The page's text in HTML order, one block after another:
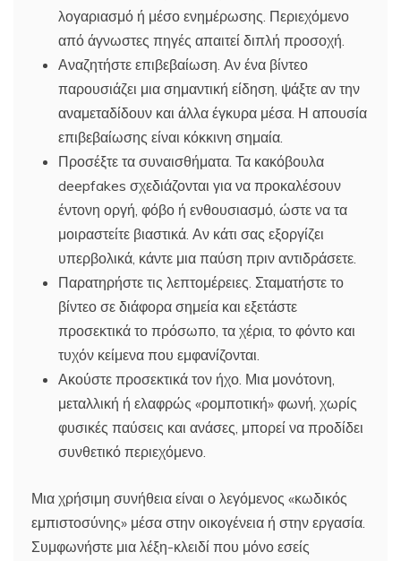
λογαριασμό ή μέσο ενημέρωσης. Περιεχόμενο
από άγνωστες πηγές απαιτεί διπλή προσοχή.
Αναζητήστε επιβεβαίωση. Αν ένα βίντεο
παρουσιάζει μια σημαντική είδηση, ψάξτε αν την
αναμεταδίδουν και άλλα έγκυρα μέσα. Η απουσία
επιβεβαίωσης είναι κόκκινη σημαία.
Προσέξτε τα συναισθήματα. Τα κακόβουλα
deepfakes σχεδιάζονται για να προκαλέσουν
έντονη οργή, φόβο ή ενθουσιασμό, ώστε να τα
μοιραστείτε βιαστικά. Αν κάτι σας εξοργίζει
υπερβολικά, κάντε μια παύση πριν αντιδράσετε.
Παρατηρήστε τις λεπτομέρειες. Σταματήστε το
βίντεο σε διάφορα σημεία και εξετάστε
προσεκτικά το πρόσωπο, τα χέρια, το φόντο και
τυχόν κείμενα που εμφανίζονται.
Ακούστε προσεκτικά τον ήχο. Μια μονότονη,
μεταλλική ή ελαφρώς «ρομποτική» φωνή, χωρίς
φυσικές παύσεις και ανάσες, μπορεί να προδίδει
συνθετικό περιεχόμενο.
Μια χρήσιμη συνήθεια είναι ο λεγόμενος «κωδικός
εμπιστοσύνης» μέσα στην οικογένεια ή στην εργασία.
Συμφωνήστε μια λέξη-κλειδί που μόνο εσείς